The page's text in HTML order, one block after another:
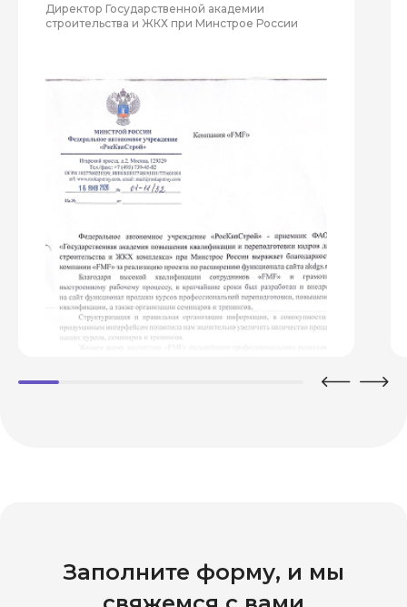
Директор Государственной академии
строительства и ЖКХ при Минстрое России
Заполните форму, и мы